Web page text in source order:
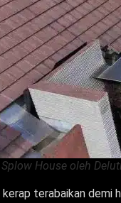
House oleh
kerap terabaikan